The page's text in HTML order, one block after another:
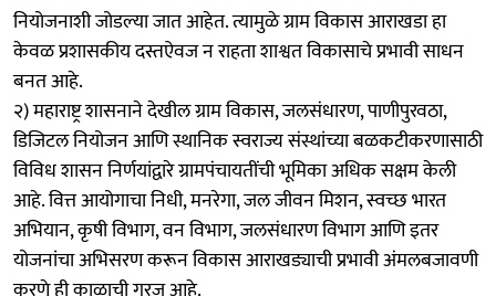
नियोजनाशी जोडल्या जात आहेत. त्यामुळे ग्राम विकास आराखडा हा
केवळ प्रशासकीय दस्तऐवज न राहता शाश्वत विकासाचे प्रभावी साधन
बनत आहे.
२) महाराष्ट्र शासनाने देखील ग्राम विकास, जलसंधारण, पाणीपुरवठा,
डिजिटल नियोजन आणि स्थानिक स्वराज्य संस्थांच्या बळकटीकरणासाठी
विविध शासन निर्णयांद्वारे ग्रामपंचायतींची भूमिका अधिक सक्षम केली
आहे. वित्त आयोगाचा निधी, मनरेगा, जल जीवन मिशन, स्वच्छ भारत
अभियान, कृषी विभाग, वन विभाग, जलसंधारण विभाग आणि इतर
योजनांचा अभिसरण करून विकास आराखड्याची प्रभावी अंमलबजावणी